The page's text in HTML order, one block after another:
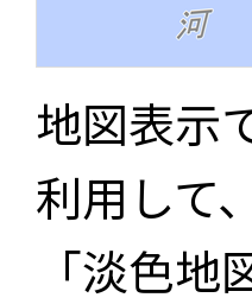
地図表示
利用して
「淡色